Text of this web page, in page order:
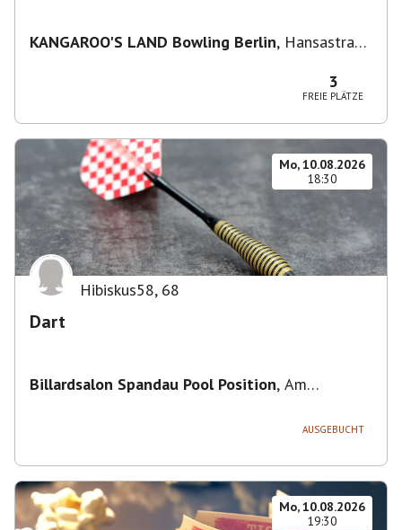
KANGAROO'S LAND Bowling Berlin, Hansastraße
3
FREIE PLÄTZE
Mo, 10.08.2026
18:30
Hibiskus58, 68
Dart
Billardsalon Spandau Pool Position, Am
AUSGEBUCHT
Mo, 10.08.2026
19:30